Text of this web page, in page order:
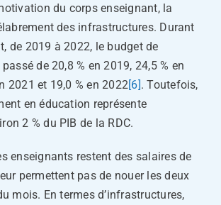
du corps enseignant, la
des infrastructures. Durant
de 2019 à 2022, le budget de
de 20,8 % en 2019, 24,5 % en
2021 et 19,0 % en 2022[6]. Toutefois,
en éducation représente
2 % du PIB de la RDC.
enseignants restent des salaires de
permettent pas de nouer les deux
mois. En termes d’infrastructures,